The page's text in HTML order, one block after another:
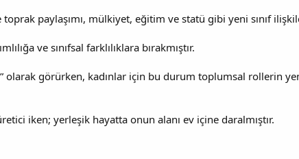
paylaşımı, mülkiyet, eğitim ve statü gibi yeni sınıf
ve sınıfsal farklılıklara bırakmıştır.
olarak görürken, kadınlar için bu durum toplumsal rollerin
iken; yerleşik hayatta onun alanı ev içine daralmıştır.